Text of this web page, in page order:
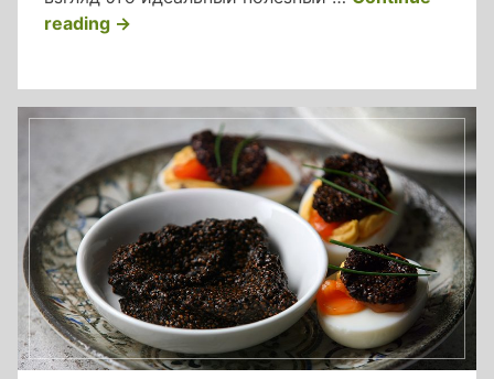
reading«чиа
молоке
из
кешью»
→